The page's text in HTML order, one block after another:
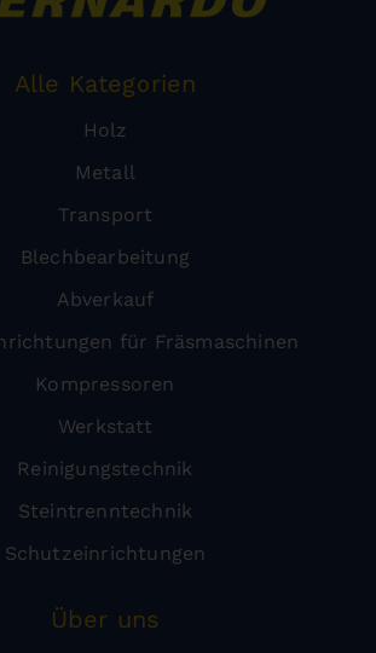
Alle Kategorien
Holz
Metall
Transport
Blechbearbeitung
Abverkauf
für Fräsmaschinen
Kompressoren
Werkstatt
Reinigungstechnik
Steintrenntechnik
Schutzeinrichtungen
Über uns